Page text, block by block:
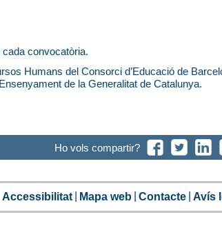
convocatòria.
Humans del Consorci d’Educació de
de la Generalitat de Catalunya.
Ho vols compartir?
Accessibilitat Mapa web Contacte Avís